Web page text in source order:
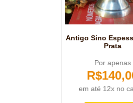
Antigo Sino
Prata
Por apenas
R$
em até 12x no